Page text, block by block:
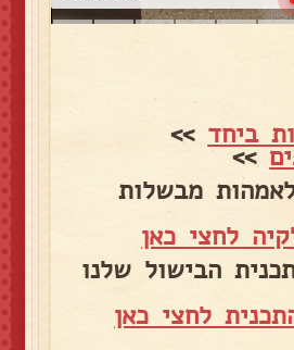
ביחד >>
>>
מבשלות
לחצי כאן
הבישול שלנו
לחצי כאן